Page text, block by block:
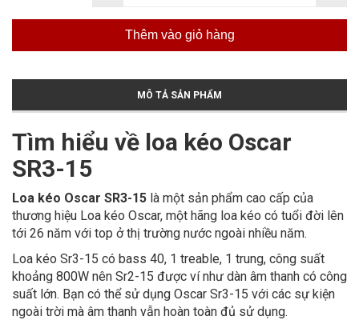
Thêm vào giỏ hàng
MÔ TẢ SẢN PHẨM
Tìm hiểu về loa kéo Oscar
SR3-15
Loa kéo Oscar SR3-15 là một sản phẩm cao cấp của
thương hiệu Loa kéo Oscar, một hãng loa kéo có tuổi đời lên
tới 26 năm với top ở thị trường nước ngoài nhiều năm.
Loa kéo Sr3-15 có bass 40, 1 treable, 1 trung, công suất
khoảng 800W nên Sr2-15 được ví như dàn âm thanh có công
suất lớn. Bạn có thể sử dụng Oscar Sr3-15 với các sự kiện
ngoài trời mà âm thanh vẫn hoàn toàn đủ sử dụng.